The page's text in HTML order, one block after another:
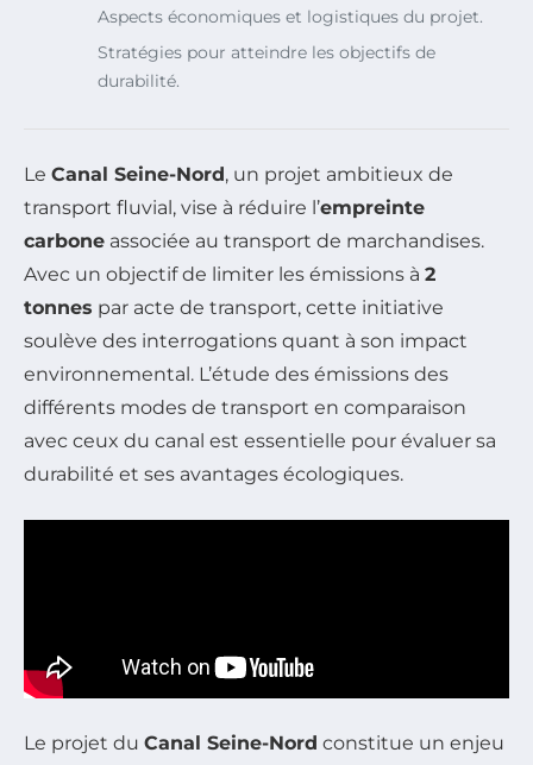
Aspects économiques et logistiques du projet.
Stratégies pour atteindre les objectifs de
durabilité.
Le Canal Seine-Nord, un projet ambitieux de
transport fluvial, vise à réduire l’empreinte
carbone associée au transport de marchandises.
Avec un objectif de limiter les émissions à 2
tonnes par acte de transport, cette initiative
soulève des interrogations quant à son impact
environnemental. L’étude des émissions des
différents modes de transport en comparaison
avec ceux du canal est essentielle pour évaluer sa
durabilité et ses avantages écologiques.
Le projet du Canal Seine-Nord constitue un enjeu